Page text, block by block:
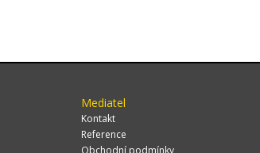
Mediatel
Kontakt
Reference
Obchodní podmínky